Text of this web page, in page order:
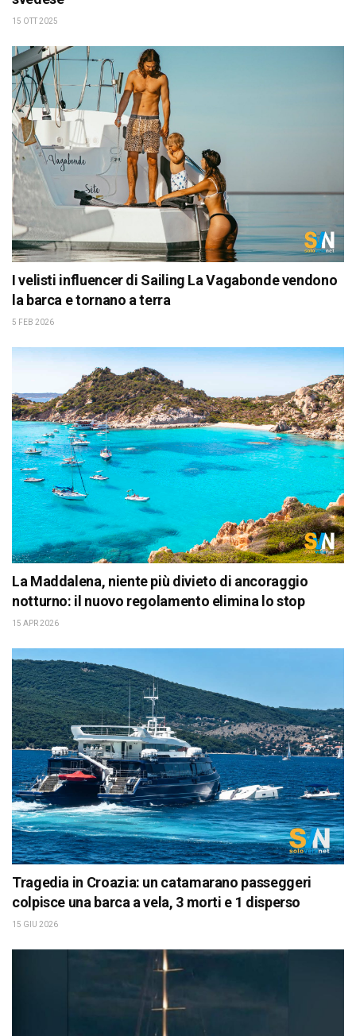
15 OTT 2025
I velisti influencer di Sailing La Vagabonde vendono
la barca e tornano a terra
5 FEB 2026
La Maddalena, niente più divieto di ancoraggio
notturno: il nuovo regolamento elimina lo stop
15 APR 2026
Tragedia in Croazia: un catamarano passeggeri
colpisce una barca a vela, 3 morti e 1 disperso
15 GIU 2026